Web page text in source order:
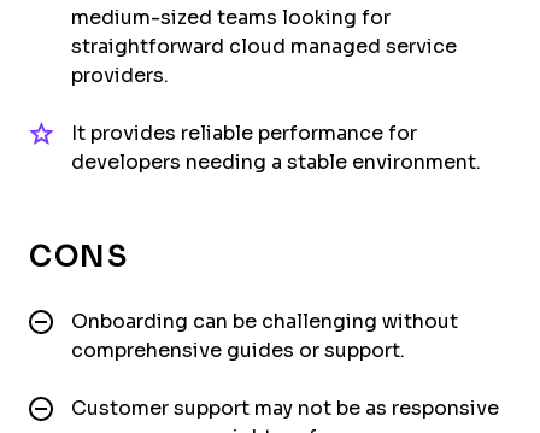
medium-sized teams looking for
straightforward cloud managed service
providers.
It provides reliable performance for
developers needing a stable environment.
CONS
Onboarding can be challenging without
comprehensive guides or support.
Customer support may not be as responsive